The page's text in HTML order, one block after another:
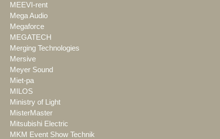
MEEVI-rent
Mega Audio
Megaforce
MEGATECH
Merging Technologies
Mersive
Meyer Sound
Miet-pa
MILOS
Ministry of Light
MisterMaster
Mitsubishi Electric
MKM Event Show Technik